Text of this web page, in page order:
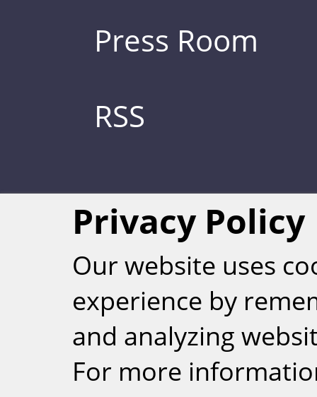
Press Room
RSS
Weizmann
Privacy Policy
Our website uses
experience by
and analyzing
For more